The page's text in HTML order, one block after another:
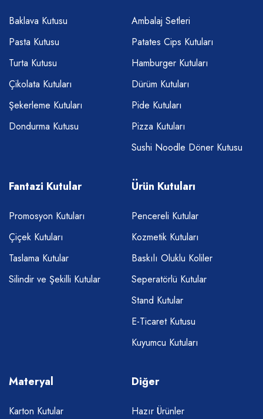
Baklava Kutusu
Pasta Kutusu
Turta Kutusu
Çikolata Kutuları
Şekerleme Kutuları
Dondurma Kutusu
Ambalaj Setleri
Patates Cips Kutuları
Hamburger Kutuları
Dürüm Kutuları
Pide Kutuları
Pizza Kutuları
Sushi Noodle Döner Kutusu
Fantazi Kutular
Promosyon Kutuları
Çiçek Kutuları
Taslama Kutular
Silindir ve Şekilli Kutular
Ürün Kutuları
Pencereli Kutular
Kozmetik Kutuları
Baskılı Oluklu Koliler
Seperatörlü Kutular
Stand Kutular
E-Ticaret Kutusu
Kuyumcu Kutuları
Materyal
Karton Kutular
Diğer
Hazır Ürünler